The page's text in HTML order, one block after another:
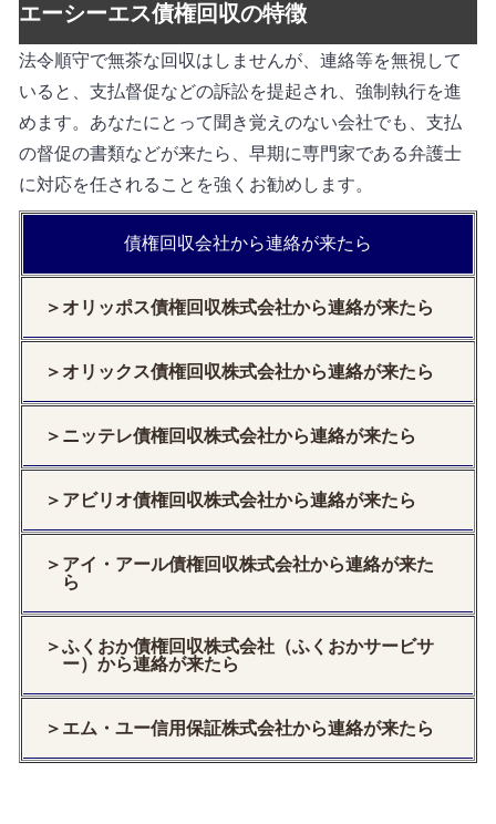
エーシーエス債権回収の特徴
法令順守で無茶な回収はしませんが、連絡等を無視して
いると、支払督促などの訴訟を提起され、強制執行を進
めます。あなたにとって聞き覚えのない会社でも、支払
の督促の書類などが来たら、早期に専門家である弁護士
に対応を任されることを強くお勧めします。
債権回収会社から連絡が来たら
＞オリッポス債権回収株式会社から連絡が来たら
＞オリックス債権回収株式会社から連絡が来たら
＞ニッテレ債権回収株式会社から連絡が来たら
＞アビリオ債権回収株式会社から連絡が来たら
＞アイ・アール債権回収株式会社から連絡が来た
ら
＞ふくおか債権回収株式会社（ふくおかサービサ
ー）から連絡が来たら
＞エム・ユー信用保証株式会社から連絡が来たら